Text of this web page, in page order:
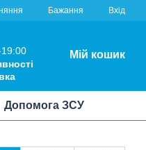
Бажання Вхід
Мій кошик
Допомога ЗСУ